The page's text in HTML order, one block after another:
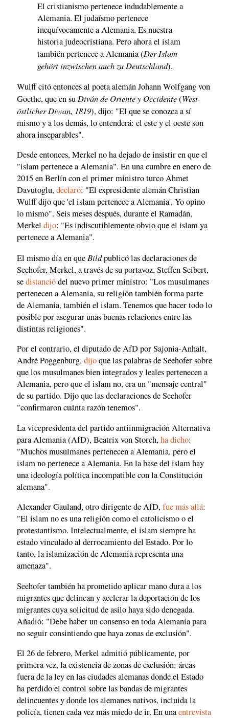
El cristianismo pertenece indudablemente a
Alemania. El judaísmo pertenece
inequívocamente a Alemania. Es nuestra
historia judeocristiana. Pero ahora el islam
también pertenece a Alemania (Der Islam
gehört inzwischen auch zu Deutschland).
Wulff citó entonces al poeta alemán Johann Wolfgang von
Goethe, que en su Diván de Oriente y Occidente(West-
östlicher Diwan, 1819), dijo: "El que se conozca a sí
mismo y a los demás, lo entenderá: el este y el oeste son
ahora inseparables".
Desde entonces, Merkel no ha dejado de insistir en que el
"islam pertenece a Alemania". En una cumbre en enero de
2015 en Berlín con el primer ministro turco Ahmet
Davutoglu,declaró: "El expresidente alemán Christian
Wulff dijo que 'el islam pertenece a Alemania'. Yo opino
lo mismo". Seis meses después, durante el Ramadán,
Merkel dijo: "Es indiscutiblemente obvio que el islam ya
pertenece a Alemania".
El mismo día en que Bildpublicó las declaraciones de
Seehofer, Merkel, a través de su portavoz, Steffen Seibert,
sedistanciódel nuevo primer ministro: "Los musulmanes
pertenecen a Alemania, su religión también forma parte
de Alemania, también el islam. Tenemos que hacer todo lo
posible por asegurar unas buenas relaciones entre las
distintas religiones".
Por el contrario, el diputado de AfD por Sajonia-Anhalt,
André Poggenburg,dijoque las palabras de Seehofer sobre
que los musulmanes bien integrados y leales pertenecen a
Alemania, pero que el islam no, era un "mensaje central"
de su partido. Dijo que las declaraciones de Seehofer
"confirmaron cuánta razón tenemos".
La vicepresidenta del partido antiinmigración Alternativa
para Alemania (AfD), Beatrix von Storch,ha dicho:
"Muchos musulmanes pertenecen a Alemania, pero el
islam no pertenece a Alemania. En la base del islam hay
una ideología política incompatible con la Constitución
alemana".
Alexander Gauland, otro dirigente de AfD,fue más allá:
"El islam no es una religión como el catolicismo o el
protestantismo. Intelectualmente, el islam siempre ha
estado vinculado al derrocamiento del Estado. Por lo
tanto, la islamización de Alemania representa una
amenaza".
Seehofer también ha prometido aplicar mano dura a los
migrantes que delincan y acelerar la deportación de los
migrantes cuya solicitud de asilo haya sido denegada.
Añadió: "Debe haber un consenso en toda Alemania para
no seguir consintiendo que haya zonas de exclusión".
El 26 de febrero, Merkel admitió públicamente, por
primera vez, la existencia de zonas de exclusión: áreas
fuera de la ley en las ciudades alemanas donde el Estado
ha perdido el control sobre las bandas de migrantes
delincuentes y donde los alemanes nativos, incluida la
policía, tienen cada vez más miedo de ir. En unaentrevista